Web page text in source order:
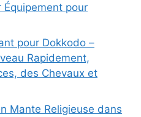
pour
pour Dokkodo –
Rapidement,
des Chevaux et
Mante Religieuse dans